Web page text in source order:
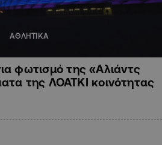
ΑΘΛΗΤΙΚΑ
φωτισμό της «Αλιάντς
της ΛΟΑΤΚΙ κοινότητας